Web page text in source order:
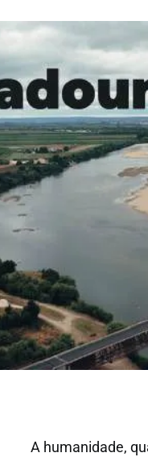
A humanidade,